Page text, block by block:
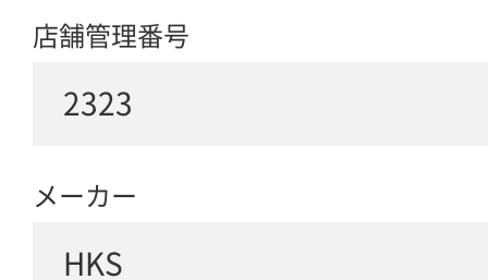
店舗管理番号
2323
メーカー
HKS